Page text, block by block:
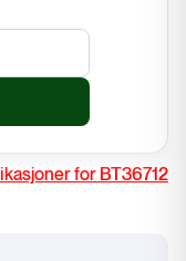
for BT36712